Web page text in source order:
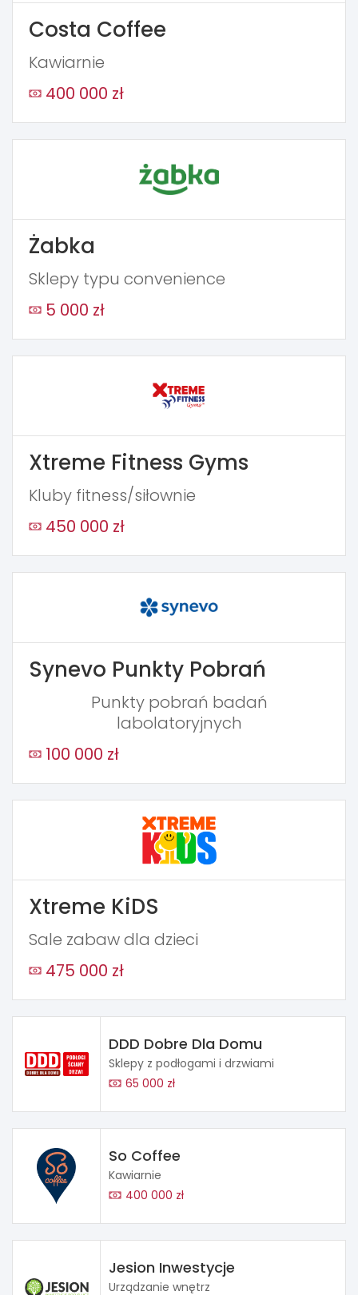
Costa Coffee
Kawiarnie
400 000 zł
Żabka
Sklepy typu convenience
5 000 zł
Xtreme Fitness Gyms
Kluby fitness/siłownie
450 000 zł
Synevo Punkty Pobrań
Punkty pobrań badań
labolatoryjnych
100 000 zł
Xtreme KiDS
Sale zabaw dla dzieci
475 000 zł
DDD Dobre Dla Domu
Sklepy z podłogami i drzwiami
65 000 zł
So Coffee
Kawiarnie
400 000 zł
Jesion Inwestycje
Urządzanie wnętrz